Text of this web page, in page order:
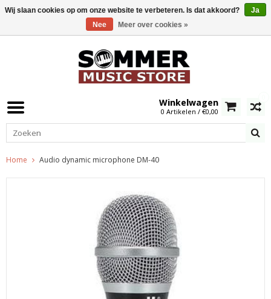
Winkelwagen
0 Artikelen / €0,00
Home Audio dynamic microphone DM-40
Wij slaan cookies op om onze website te verbeteren. Is dat akkoord?
Ja
Nee
Meer over cookies »